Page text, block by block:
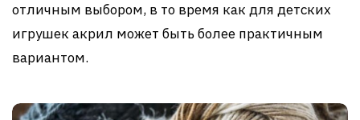
отличным выбором, в то время как для детских
игрушек акрил может быть более практичным
вариантом.